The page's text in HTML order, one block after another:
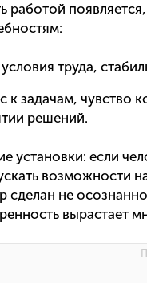
работой
труда,
к задачам, чувство
решений.
установки: если
возможности
сделан не
вырастает